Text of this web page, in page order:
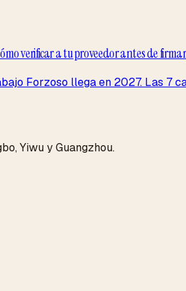
verificar a tu proveedor antes de firmar
Forzoso llega en 2027. Las
Yiwu y Guangzhou.